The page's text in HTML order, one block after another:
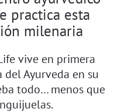
practica esta
milenaria
vive en primera
Ayurveda en su
todo… menos que